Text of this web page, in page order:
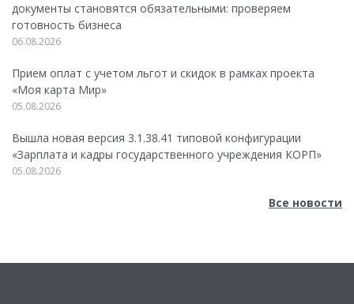
документы становятся обязательными: проверяем
готовность бизнеса
06.08.2026
Прием оплат с учетом льгот и скидок в рамках проекта
«Моя карта Мир»
05.08.2026
Вышла новая версия 3.1.38.41 типовой конфигурации
«Зарплата и кадры государственного учреждения КОРП»
05.08.2026
Все новости